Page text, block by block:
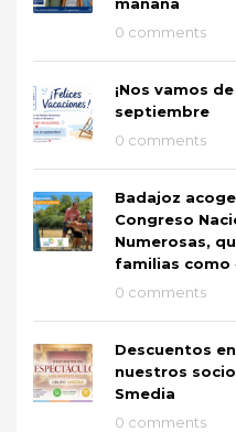
0 comments
¡Nos vamos
septiembre
0 comments
Badajoz
Congreso
Numerosas,
familias como
0 comments
Descuentos
nuestros
Smedia
0 comments